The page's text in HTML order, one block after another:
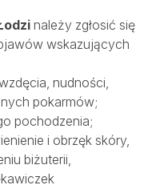
należy zgłosić się
wskazujących
nudności,
pokarmów;
pochodzenia;
i obrzęk skóry,
biżuterii,